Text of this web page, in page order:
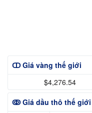
ↀ Giá vàng thế giới
$4,276.54
ↂ Giá dầu thô thế giới